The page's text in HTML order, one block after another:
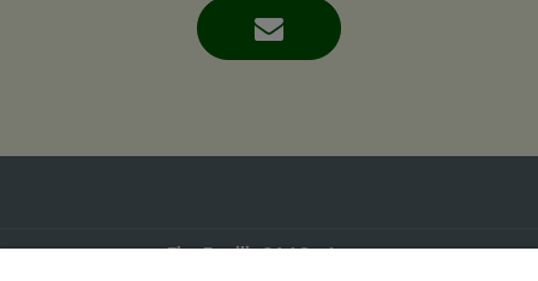
Eko-Familia GAJ Sp.Jawna